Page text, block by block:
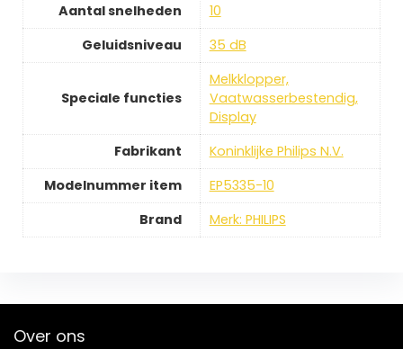
Aantal snelheden
10
Geluidsniveau
35 dB
Speciale functies
Melkklopper,
Vaatwasserbestendig,
Display
Fabrikant
Koninklijke Philips N.V.
Modelnummer item
EP5335-10
Brand
Merk: PHILIPS
Over ons